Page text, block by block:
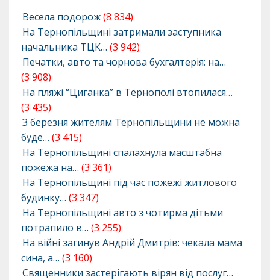
Весела подорож(8 834)
На Тернопільщині затримали заступника
начальника ТЦК… (3 942)
Печатки, авто та чорнова бухгалтерія: на…
(3 908)
На пляжі “Циганка” в Тернополі втопилася…
(3 435)
З березня жителям Тернопільщини не можна
буде… (3 415)
На Тернопільщині спалахнула масштабна
пожежа на… (3 361)
На Тернопільщині під час пожежі житлового
будинку… (3 347)
На Тернопільщині авто з чотирма дітьми
потрапило в… (3 255)
На війні загинув Андрій Дмитрів: чекала мама
сина, а… (3 160)
Священники застерігають вірян від послуг…